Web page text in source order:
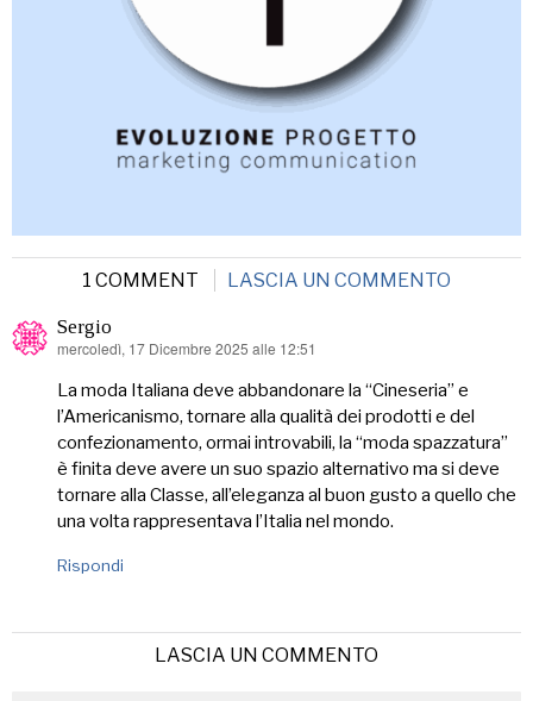
1 COMMENT LASCIA UN COMMENTO
Sergio
ha
mercoledì, 17 Dicembre 2025 alle 12:51
La moda Italiana deve abbandonare la “Cineseria” e
l’Americanismo, tornare alla qualità dei prodotti e del
confezionamento, ormai introvabili, la “moda spazzatura”
è finita deve avere un suo spazio alternativo ma si deve
tornare alla Classe, all’eleganza al buon gusto a quello che
una volta rappresentava l’Italia nel mondo.
Rispondi
LASCIA UN COMMENTO